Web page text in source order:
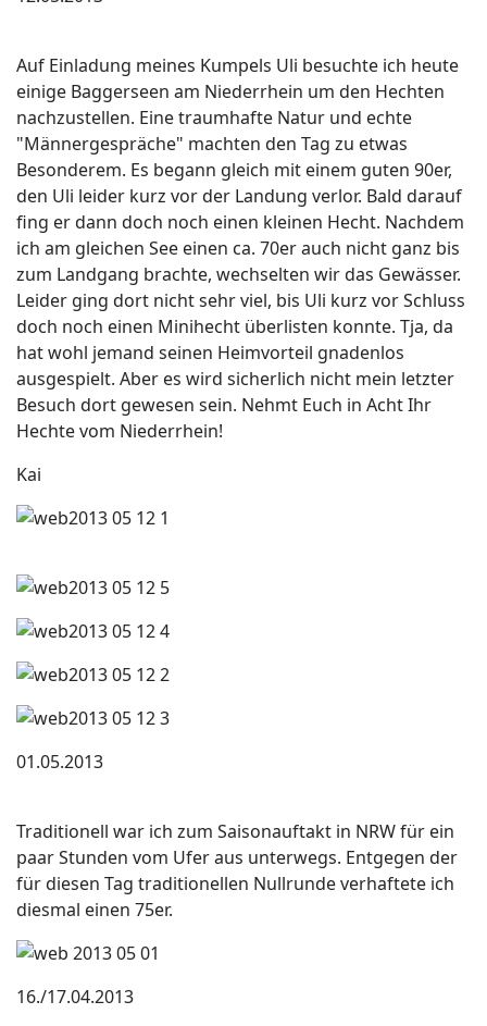
Auf Einladung meines Kumpels Uli besuchte ich heute
einige Baggerseen am Niederrhein um den Hechten
nachzustellen. Eine traumhafte Natur und echte
"Männergespräche" machten den Tag zu etwas
Besonderem. Es begann gleich mit einem guten 90er,
den Uli leider kurz vor der Landung verlor. Bald darauf
fing er dann doch noch einen kleinen Hecht. Nachdem
ich am gleichen See einen ca. 70er auch nicht ganz bis
zum Landgang brachte, wechselten wir das Gewässer.
Leider ging dort nicht sehr viel, bis Uli kurz vor Schluss
doch noch einen Minihecht überlisten konnte. Tja, da
hat wohl jemand seinen Heimvorteil gnadenlos
ausgespielt. Aber es wird sicherlich nicht mein letzter
Besuch dort gewesen sein. Nehmt Euch in Acht Ihr
Hechte vom Niederrhein!
Kai
01.05.2013
Traditionell war ich zum Saisonauftakt in NRW für ein
paar Stunden vom Ufer aus unterwegs. Entgegen der
für diesen Tag traditionellen Nullrunde verhaftete ich
diesmal einen 75er.
16./17.04.2013